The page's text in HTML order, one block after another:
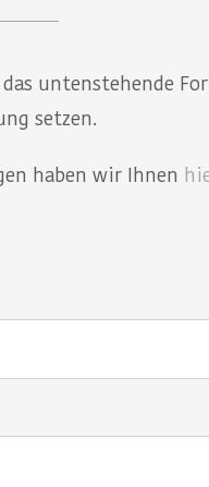
untenstehende
setzen.
haben wir Ihnen